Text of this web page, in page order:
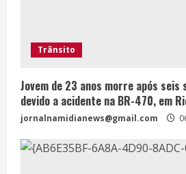
Trânsito
Jovem de 23 anos morre após seis
devido a acidente na BR-470, em
jornalnamidianews@gmail.com